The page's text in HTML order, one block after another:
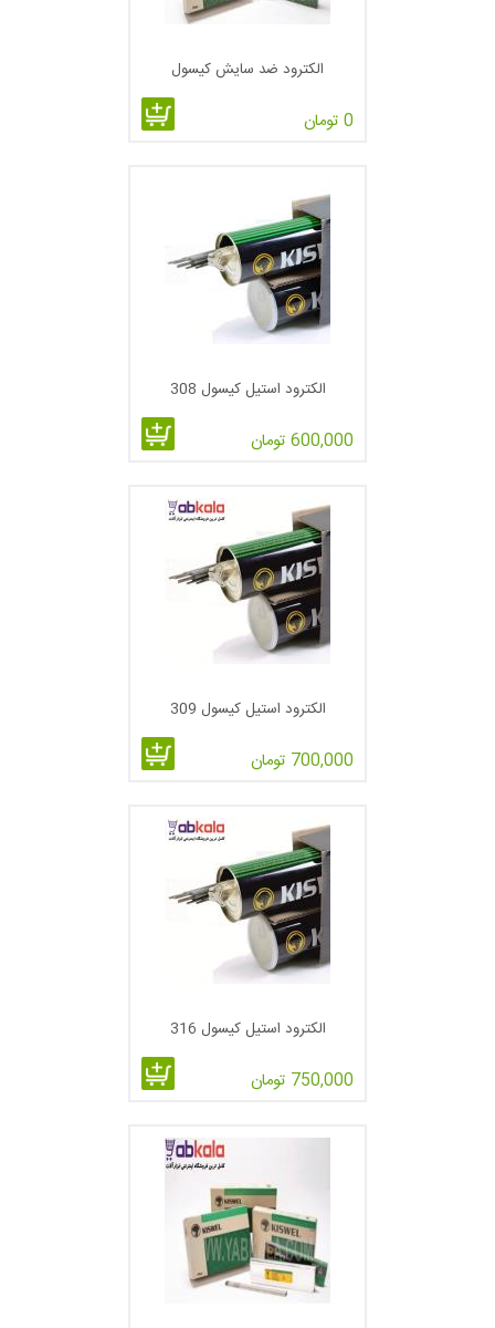
الکترود ضد سایش کیسول
0 تومان
الکترود استیل کیسول 308
600,000 تومان
الکترود استیل کیسول 309
700,000 تومان
الکترود استیل کیسول 316
750,000 تومان